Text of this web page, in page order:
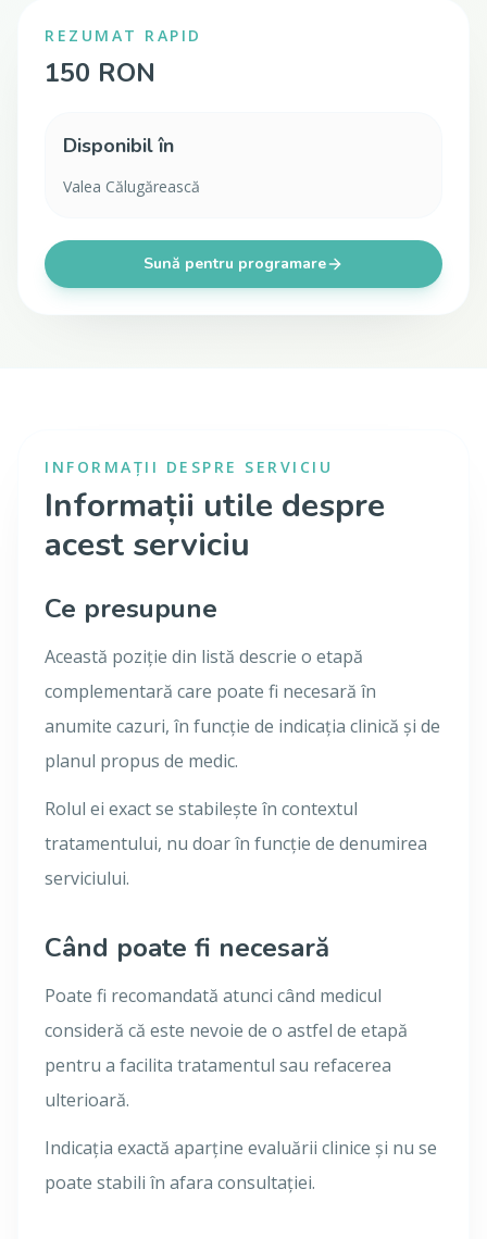
REZUMAT RAPID
150 RON
Disponibil în
Valea Călugărească
Sună pentru programare
INFORMAȚII DESPRE SERVICIU
Informații utile despre
acest serviciu
Ce presupune
Această poziție din listă descrie o etapă
complementară care poate fi necesară în
anumite cazuri, în funcție de indicația clinică și de
planul propus de medic.
Rolul ei exact se stabilește în contextul
tratamentului, nu doar în funcție de denumirea
serviciului.
Când poate fi necesară
Poate fi recomandată atunci când medicul
consideră că este nevoie de o astfel de etapă
pentru a facilita tratamentul sau refacerea
ulterioară.
Indicația exactă aparține evaluării clinice și nu se
poate stabili în afara consultației.